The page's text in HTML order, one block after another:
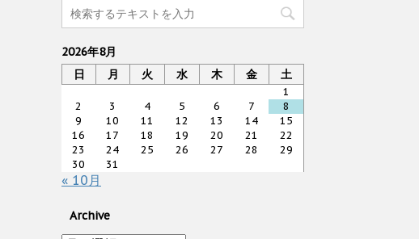
2026年8月
日
月 火 水 木 金 土
1
2
3 4 5 6 7
8
9
10 11 12 13 14
15
16
17 18 19 20 21
22
23
24 25 26 27 28
29
30
31
« 10月
Archive